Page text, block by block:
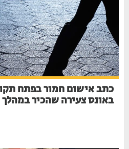
כתב אישום חמור בפתח
באונס צעירה שהכיר במהלך